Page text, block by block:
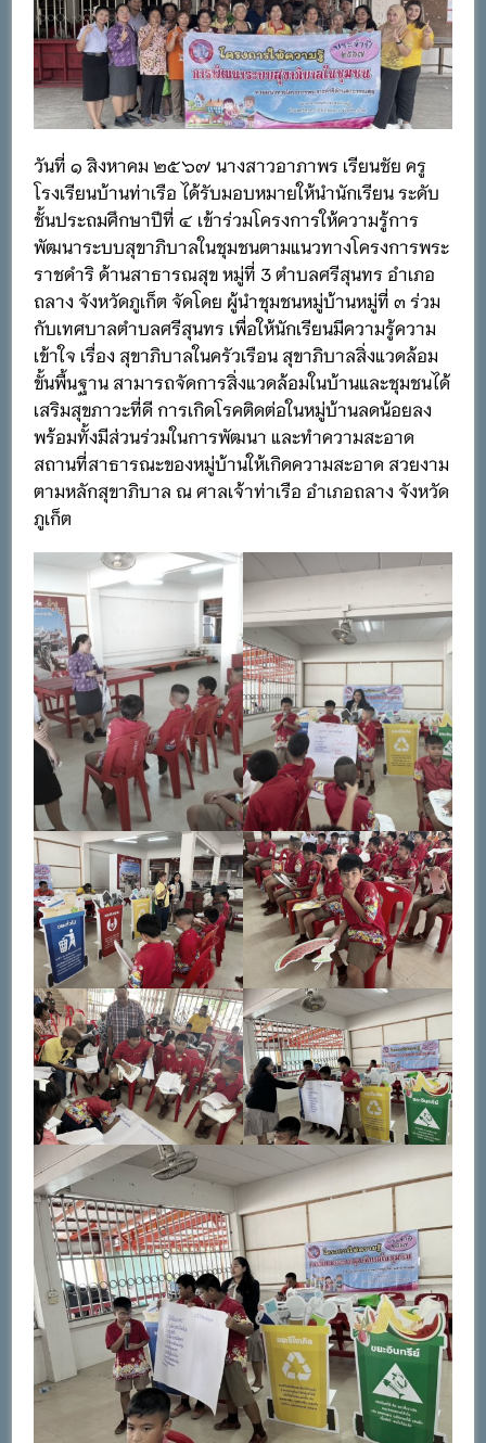
วันที่ ๑ สิงหาคม ๒๕๖๗ นางสาวอาภาพร เรียนชัย ครู
โรงเรียนบ้านท่าเรือ ได้รับมอบหมายให้นำนักเรียน ระดับ
ชั้นประถมศึกษาปีที่ ๔ เข้าร่วมโครงการให้ความรู้การ
พัฒนาระบบสุขาภิบาลในชุมชนตามแนวทางโครงการพระ
ราชดำริ ด้านสาธารณสุข หมู่ที่ 3 ตำบลศรีสุนทร อำเภอ
ถลาง จังหวัดภูเก็ต จัดโดย ผู้นำชุมชนหมู่บ้านหมู่ที่ ๓ ร่วม
กับเทศบาลตำบลศรีสุนทร เพื่อให้นักเรียนมีความรู้ความ
เข้าใจ เรื่อง สุขาภิบาลในครัวเรือน สุขาภิบาลสิ่งแวดล้อม
ขั้นพื้นฐาน สามารถจัดการสิ่งแวดล้อมในบ้านและชุมชนได้
เสริมสุขภาวะที่ดี การเกิดโรคติดต่อในหมู่บ้านลดน้อยลง
พร้อมทั้งมีส่วนร่วมในการพัฒนา และทำความสะอาด
สถานที่สาธารณะของหมู่บ้านให้เกิดความสะอาด สวยงาม
ตามหลักสุขาภิบาล ณ ศาลเจ้าท่าเรือ อำเภอถลาง จังหวัด
ภูเก็ต